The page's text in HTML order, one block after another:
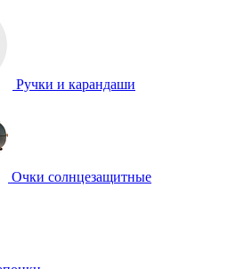
Ручки и карандаши
Очки солнцезащитные